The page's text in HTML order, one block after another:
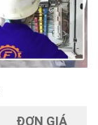
ĐƠN GIÁ